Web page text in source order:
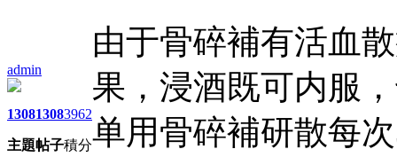
admin
1308
主題
1308
帖子
3962
積分
由于骨碎補有活血
果，浸酒既可内服
单用骨碎補研散每